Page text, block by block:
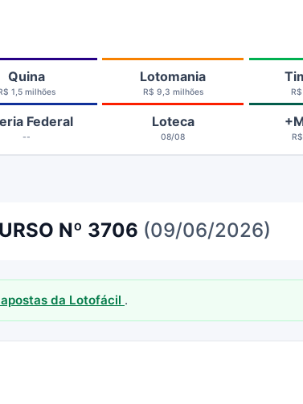
Quina
1,5 milhões
Lotomania
R$ 9,3 milhões
Federal
--
Loteca
08/08
Nº 3706 (09/06/2026)
da Lotofácil .